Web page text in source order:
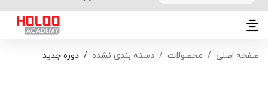
صفحه اصلی محصولات دسته بندی نشده دوره جدید